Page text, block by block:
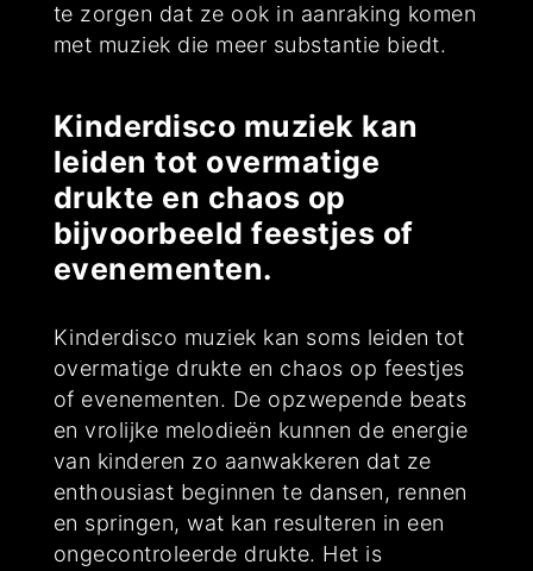
te zorgen dat ze ook in aanraking komen
met muziek die meer substantie biedt.
Kinderdisco muziek kan
leiden tot overmatige
drukte en chaos op
bijvoorbeeld feestjes of
evenementen.
Kinderdisco muziek kan soms leiden tot
overmatige drukte en chaos op feestjes
of evenementen. De opzwepende beats
en vrolijke melodieën kunnen de energie
van kinderen zo aanwakkeren dat ze
enthousiast beginnen te dansen, rennen
en springen, wat kan resulteren in een
ongecontroleerde drukte. Het is